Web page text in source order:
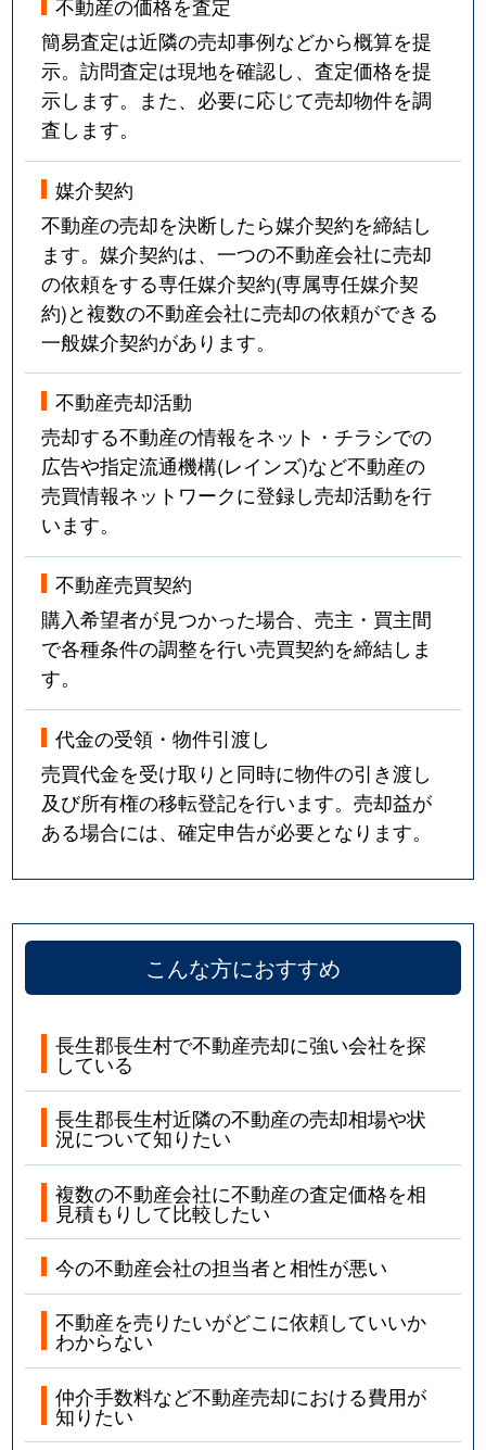
不動産の価格を査定
簡易査定は近隣の売却事例などから概算を提
示。訪問査定は現地を確認し、査定価格を提
示します。また、必要に応じて売却物件を調
査します。
媒介契約
不動産の売却を決断したら媒介契約を締結し
ます。媒介契約は、一つの不動産会社に売却
の依頼をする専任媒介契約(専属専任媒介契
約)と複数の不動産会社に売却の依頼ができる
一般媒介契約があります。
不動産売却活動
売却する不動産の情報をネット・チラシでの
広告や指定流通機構(レインズ)など不動産の
売買情報ネットワークに登録し売却活動を行
います。
不動産売買契約
購入希望者が見つかった場合、売主・買主間
で各種条件の調整を行い売買契約を締結しま
す。
代金の受領・物件引渡し
売買代金を受け取りと同時に物件の引き渡し
及び所有権の移転登記を行います。売却益が
ある場合には、確定申告が必要となります。
こんな方におすすめ
長生郡長生村で不動産売却に強い会社を探
している
長生郡長生村近隣の不動産の売却相場や状
況について知りたい
複数の不動産会社に不動産の査定価格を相
見積もりして比較したい
今の不動産会社の担当者と相性が悪い
不動産を売りたいがどこに依頼していいか
わからない
仲介手数料など不動産売却における費用が
知りたい